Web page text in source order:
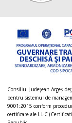
Consiliul Judeţean Argeș
pentru sistemul de
9001:2015 conform
certificare ale LL-C